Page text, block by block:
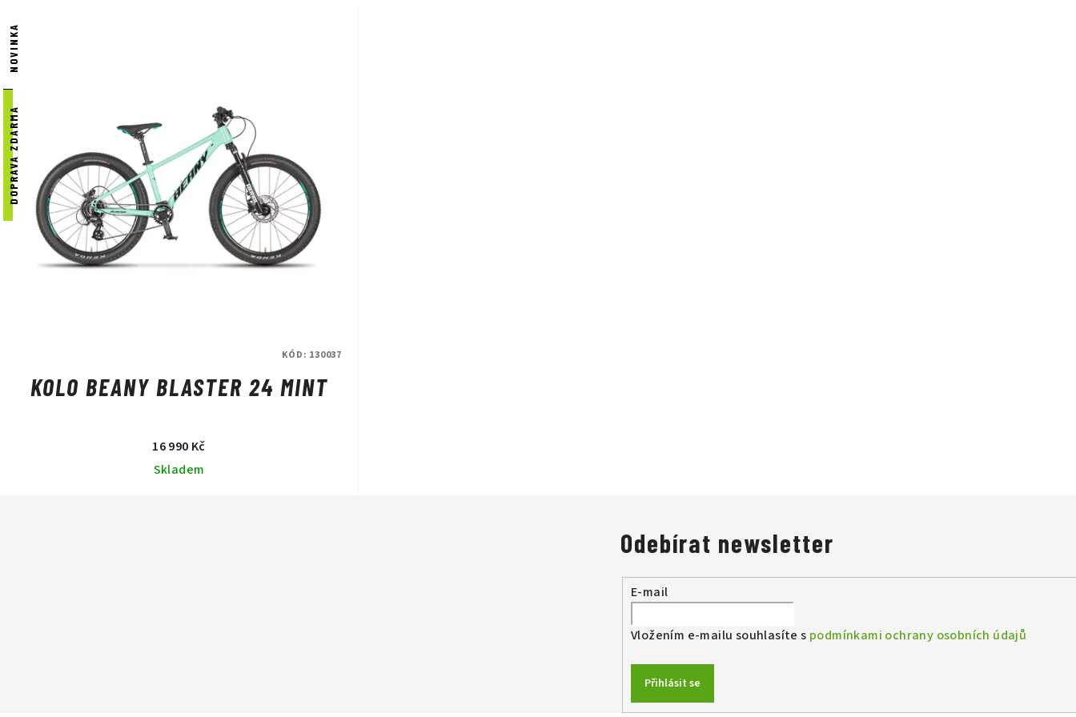
NOVINKA
DOPRAVA ZDARMA
KOLO BEANY BLASTER 24 MINT
16 990 Kč
Skladem
KÓD: 130037
Odebírat newsletter
E-mail
Vložením e-mailu souhlasíte s podmínkami ochrany osobních údajů
Přihlásit se